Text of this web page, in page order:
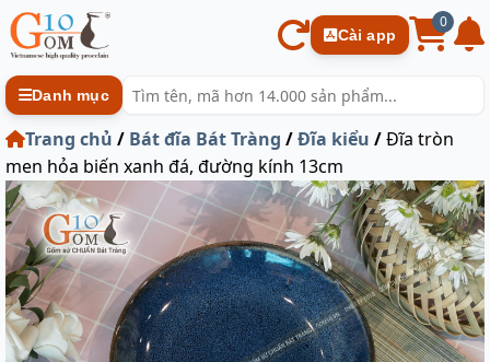
Cài app
0
Danh mục
Trang chủ / Bát đĩa Bát Tràng /Đĩa kiểu /Đĩa tròn
men hỏa biến xanh đá, đường kính 13cm